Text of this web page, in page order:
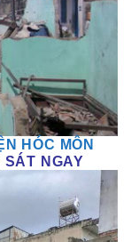
HÓC MÔN
SÁT NGAY